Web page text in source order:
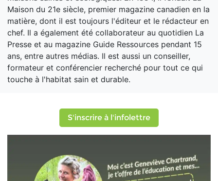
Maison du 21e siècle, premier magazine canadien en la
matière, dont il est toujours l'éditeur et le rédacteur en
chef. Il a également été collaborateur au quotidien La
Presse et au magazine Guide Ressources pendant 15
ans, entre autres médias. Il est aussi un conseiller,
formateur et conférencier recherché pour tout ce qui
touche à l'habitat sain et durable.
S'inscrire à l'infolettre